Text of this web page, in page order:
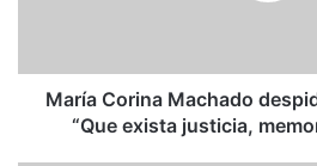
exista
justicia,
memoria
María Corina Machado
“Que exista justicia,